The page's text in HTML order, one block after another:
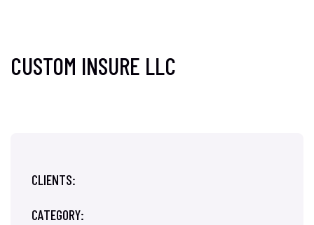
CUSTOM INSURE LLC
CLIENTS:
CATEGORY: